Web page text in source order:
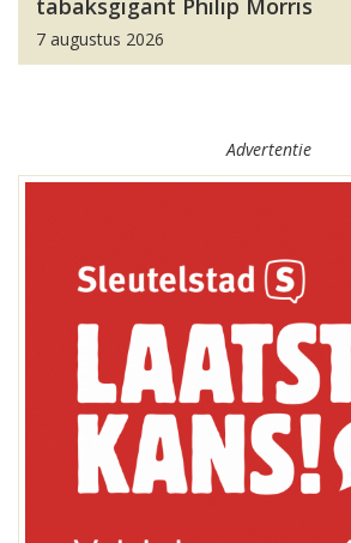
tabaksgigant Philip Morris
7 augustus 2026
Advertentie